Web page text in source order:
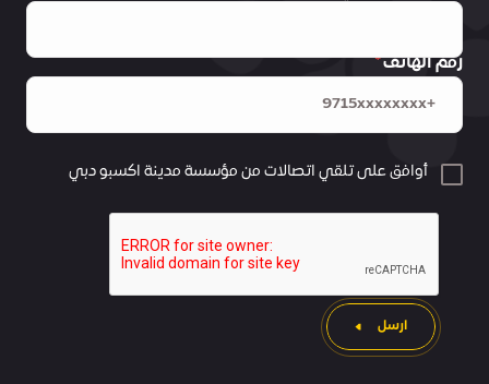
رقم الهاتف
أوافق على تلقي اتصالات من مؤسسة مدينة اكسبو دبي
ارسل